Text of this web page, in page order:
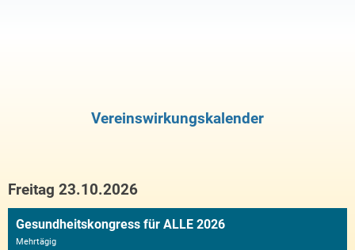
Vereinswirkungskalender
Freitag 23.10.2026
Gesundheitskongress für ALLE 2026
Mehrtägig